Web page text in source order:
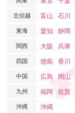
北信越 富山 石川
東海 愛知 静岡
関西 大阪 兵庫
四国 徳島 香川
中国 広島 岡山
九州 福岡 佐賀
沖縄 沖縄